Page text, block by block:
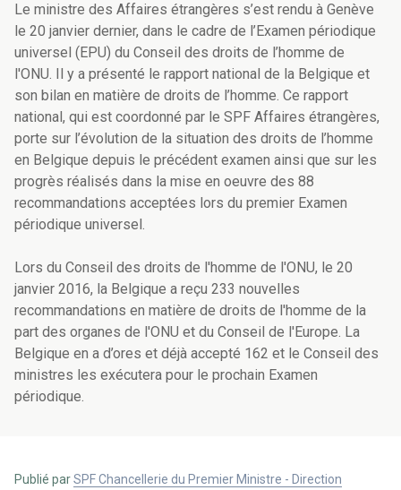
Le ministre des Affaires étrangères s’est rendu à Genève
le 20 janvier dernier, dans le cadre de l’Examen périodique
universel (EPU) du Conseil des droits de l’homme de
l'ONU. Il y a présenté le rapport national de la Belgique et
son bilan en matière de droits de l’homme. Ce rapport
national, qui est coordonné par le SPF Affaires étrangères,
porte sur l’évolution de la situation des droits de l’homme
en Belgique depuis le précédent examen ainsi que sur les
progrès réalisés dans la mise en oeuvre des 88
recommandations acceptées lors du premier Examen
périodique universel.
Lors du Conseil des droits de l'homme de l'ONU, le 20
janvier 2016, la Belgique a reçu 233 nouvelles
recommandations en matière de droits de l'homme de la
part des organes de l'ONU et du Conseil de l'Europe. La
Belgique en a d’ores et déjà accepté 162 et le Conseil des
ministres les exécutera pour le prochain Examen
périodique.
Publié parSPF Chancellerie du Premier Ministre - Direction